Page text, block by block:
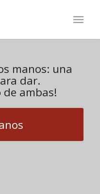
manos: una
dar.
de ambas!